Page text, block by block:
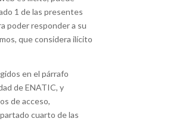
1 de las presentes
poder responder a su
que considera ilícito
en el párrafo
de ENATIC, y
de acceso,
cuarto de las